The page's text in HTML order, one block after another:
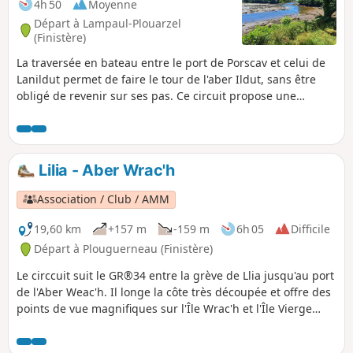
4h 50
Moyenne
Départ à Lampaul-Plouarzel
(Finistère)
La traversée en bateau entre le port de Porscav et celui de
Lanildut permet de faire le tour de l'aber Ildut, sans être
obligé de revenir sur ses pas. Ce circuit propose une
jusqu'à Porspaul avec retour à l'intérieur des terres par
Lampaul Plouarzel, puis de retrouver l'Aber Ildut et de faire
le tour jusqu'au port de Lanildut.
Lilia - Aber Wrac'h
Association / Club / AMM
19,60 km
+157 m -159 m 6h 05
Difficile
Départ à Plouguerneau (Finistère)
Le circcuit suit le GR®34 entre la grève de Llia jusqu'au port
de l'Aber Weac'h. Il longe la côte très découpée et offre des
points de vue magnifiques sur l'Île Wrac'h et l'Île Vierge
présente pas de difficultés particulières ni pour l'orientation